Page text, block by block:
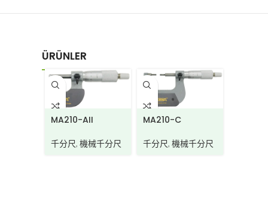
ÜRÜNLER
MA210-AII
千分尺, 機械千分尺
MA210-C
千分尺, 機械千分尺